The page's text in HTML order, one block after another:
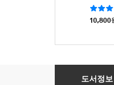
10,800
초판본 싯다르
도서정보